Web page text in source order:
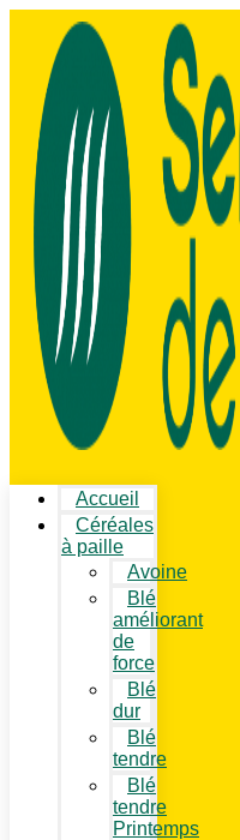
Accueil
Céréales
à paille
Avoine
Blé
améliorant
de
force
Blé
dur
Blé
tendre
Blé
tendre
Printemps